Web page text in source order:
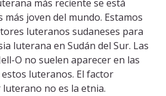
más reciente se está
joven del mundo. Estamos
luteranos sudaneses para
luterana en Sudán del Sur. Las
O no suelen aparecer en las
luteranos. El factor
no es la etnia.